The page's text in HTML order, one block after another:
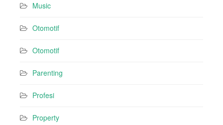
Music
Otomotif
Otomotif
Parenting
Profesi
Property